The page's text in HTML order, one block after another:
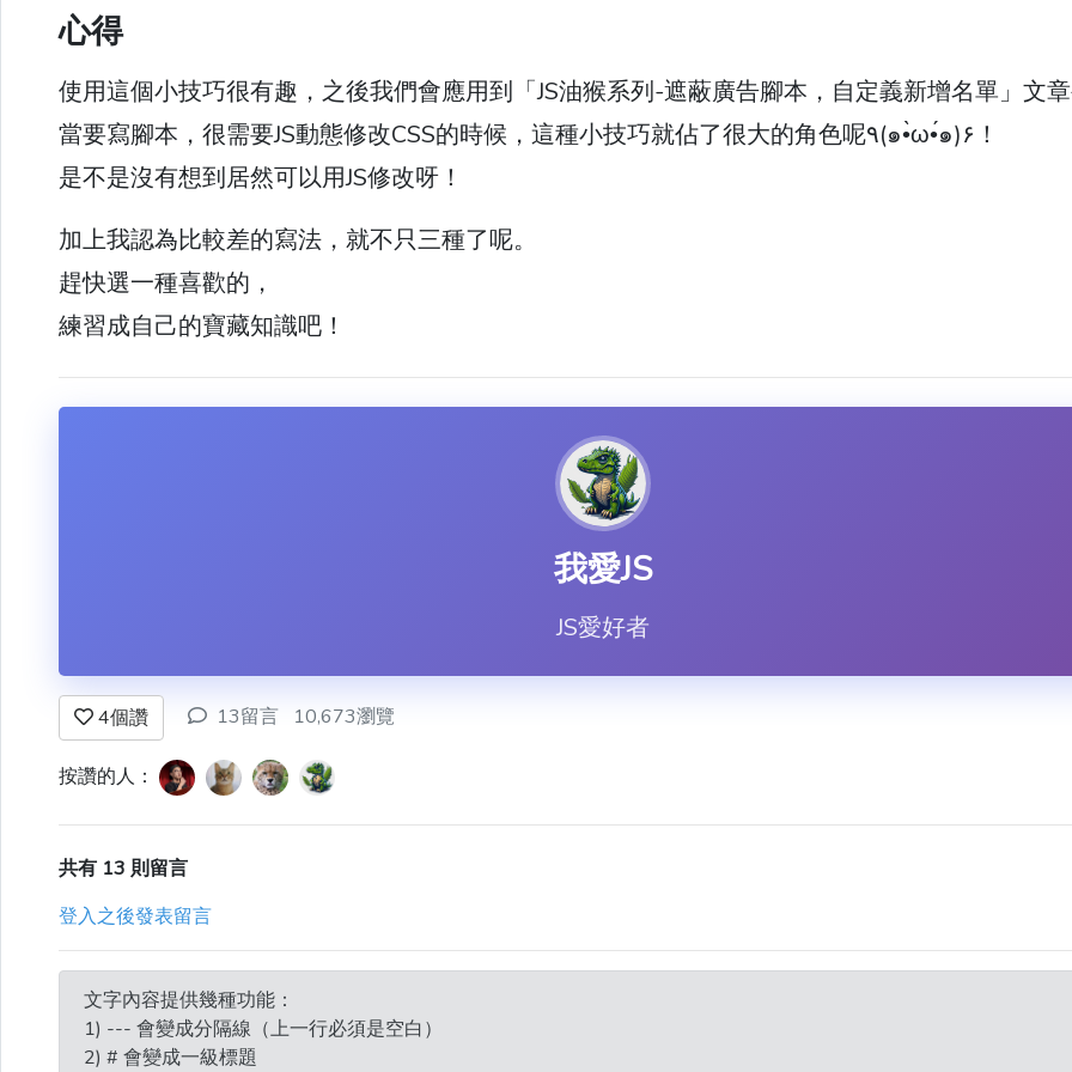
心得
使用這個小技巧很有趣，之後我們會應用到「JS油猴系列-遮蔽廣告腳本，自定義新增名單」文
當要寫腳本，很需要JS動態修改CSS的時候，這種小技巧就佔了很大的角色呢٩(๑•̀ω•́๑)۶！
是不是沒有想到居然可以用JS修改呀！
加上我認為比較差的寫法，就不只三種了呢。
趕快選一種喜歡的，
練習成自己的寶藏知識吧！
我愛JS
JS愛好者
4個讚 13留言 10,673瀏覽
按讚的人：
共有 13 則留言
登入之後發表留言
文字內容提供幾種功能：
1) --- 會變成分隔線（上一行必須是空白）
2) # 會變成一級標題